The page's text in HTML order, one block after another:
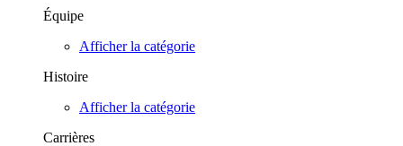
Équipe
Afficher la catégorie
Histoire
Afficher la catégorie
Carrières